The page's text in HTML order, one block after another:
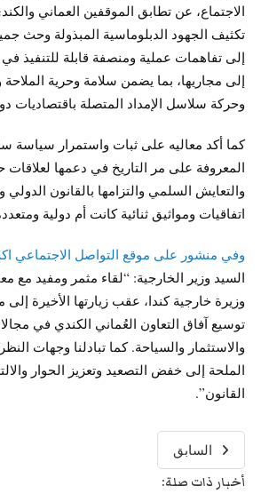
الاجتماع، عن تطابق الموقفين العماني
تكثيف الجهود الدبلوماسية المبذولة وحث
إلى تفاهمات عملية ومنصفة قابلة للتنفيذ
إلى مجاريها، بما يضمن سلامة وحرية الملاحة
وحركة سلاسل الإمداد المتصلة باقتصاديات
كما أكد معاليه على ثبات واستمرار سياسة
المعروفة على مر التاريخ في دعمها لعلاقات
والتعايش السلمي والتزامها بالقانون الدولي
اتفاقيات ومواثيق ثنائية كانت أم دولية
وفي منشور على موقع التواصل الاجتماعي
السيد وزير الخارجية: “لقاء مثمر ومفيد مع
وزيرة خارجية كندا، عقب زيارتها الأخيرة
توسيع آفاق التعاون العُماني الكندي في
والاستثمار والسياحة. كما تبادلنا وجهات
الملحة إلى خفض التصعيد وتعزيز الحوار
القانون”.
السابق
أخبار ذات صلة: